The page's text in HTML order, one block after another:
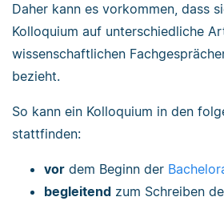
Daher kann es vorkommen, dass
Kolloquium auf unterschiedliche
wissenschaftlichen
bezieht.
So kann ein Kolloquium in den
stattfinden:
vor dem Beginn der
begleitend zum Schreiben